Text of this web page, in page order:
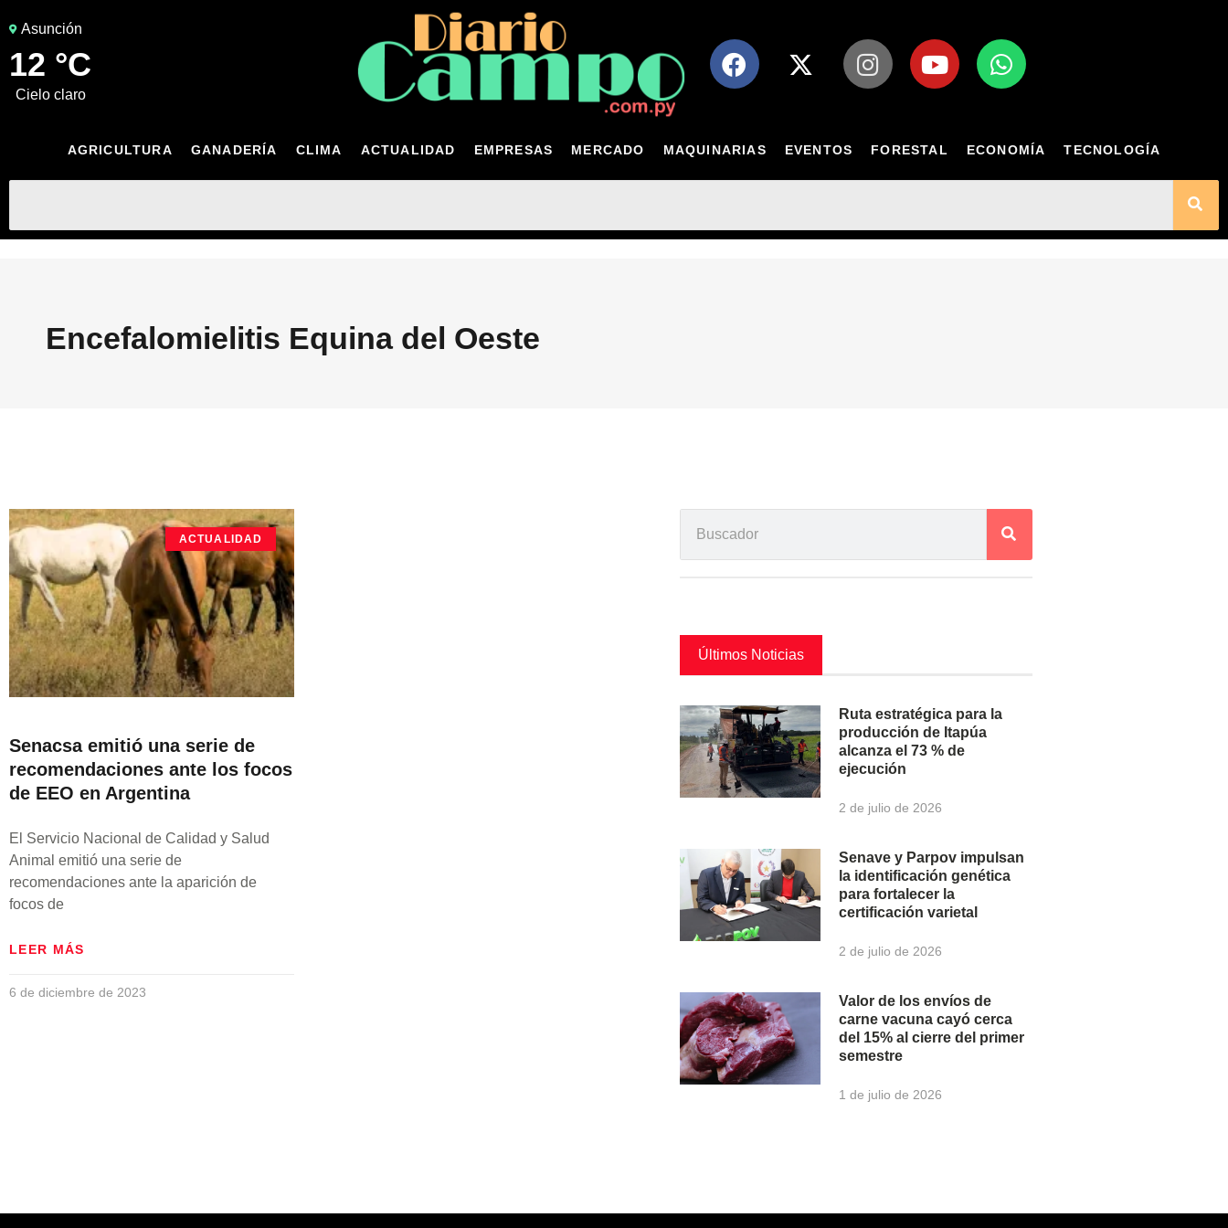
Asunción
12 °C
cielo claro
AGRICULTURA GANADERÍA CLIMA ACTUALIDAD EMPRESAS MERCADO MAQUINARIAS EVENTOS FORESTAL ECONOMÍA TECNOLOGÍA
Encefalomielitis Equina del Oeste
ACTUALIDAD
Senacsa emitió una serie de
recomendaciones ante los focos
de EEO en Argentina
El Servicio Nacional de Calidad y Salud
Animal emitió una serie de
recomendaciones ante la aparición de
focos de
LEER MÁS
6 de diciembre de 2023
Últimos Noticias
Ruta estratégica para la
producción de Itapúa
alcanza el 73 % de
ejecución
2 de julio de 2026
Senave y Parpov impulsan
la identificación genética
para fortalecer la
certificación varietal
2 de julio de 2026
Valor de los envíos de
carne vacuna cayó cerca
del 15% al cierre del primer
semestre
1 de julio de 2026